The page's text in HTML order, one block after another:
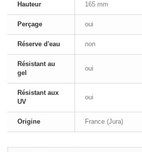
Hauteur 165 mm
Perçage oui
Réserve d'eau non
Résistant au
gel
oui
Résistant aux
UV
oui
Origine France (Jura)